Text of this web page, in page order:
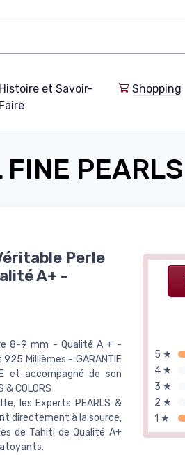
Histoire et Savoir-
Faire
Shopping
FINE PEARLS
5 ★
4 ★
3 ★
2 ★
1 ★
Perle
A+ -
8-9 mm - Qualité A + -
Millièmes - GARANTIE
et accompagné de son
COLORS
les Experts PEARLS &
directement à la source,
de Tahiti de Qualité A+